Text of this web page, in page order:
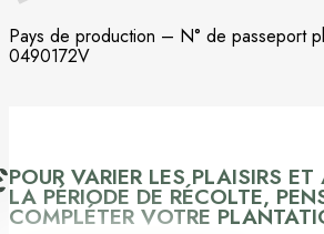
Pays de production – N° de passeport
0490172V
POUR VARIER LES PLAISIRS
LA PÉRIODE DE RÉCOLTE,
COMPLÉTER VOTRE